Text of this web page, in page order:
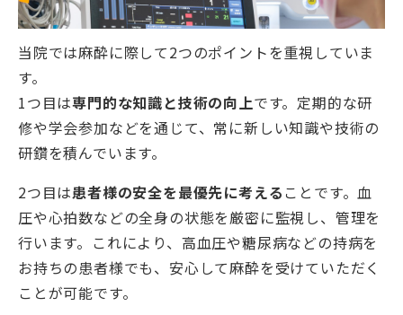
当院では麻酔に際して2つのポイントを重視していま
す。
1つ目は専門的な知識と技術の向上です。定期的な研
修や学会参加などを通じて、常に新しい知識や技術の
研鑽を積んでいます。
2つ目は患者様の安全を最優先に考える ことです。血
圧や心拍数などの全身の状態を厳密に監視し、管理を
行います。これにより、高血圧や糖尿病などの持病を
お持ちの患者様でも、安心して麻酔を受けていただく
ことが可能です。